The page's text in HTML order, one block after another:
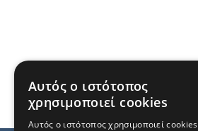
Αυτός ο ιστότοπος
χρησιμοποιεί cookies
Αυτός ο ιστότοπος χρησιμοποιεί cookies